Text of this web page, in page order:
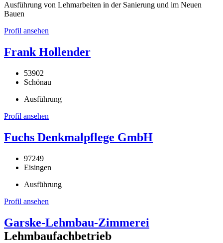
Ausführung von Lehmarbeiten in der Sanierung und im Neuen
Bauen
Profil ansehen
Frank Hollender
53902
Schönau
Ausführung
Profil ansehen
Fuchs Denkmalpflege GmbH
97249
Eisingen
Ausführung
Profil ansehen
Garske-Lehmbau-Zimmerei
Lehmbaufachbetrieb